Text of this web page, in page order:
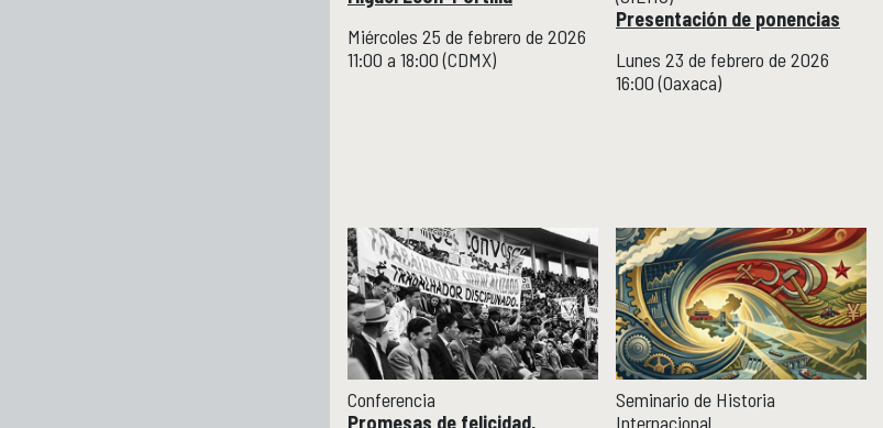
Miércoles 25 de febrero de 2026
11:00 a 18:00 (CDMX)
Presentación de ponencias
Lunes 23 de febrero de 2026
16:00 (Oaxaca)
Conferencia
Promesas de felicidad,
Seminario de Historia
Internacional